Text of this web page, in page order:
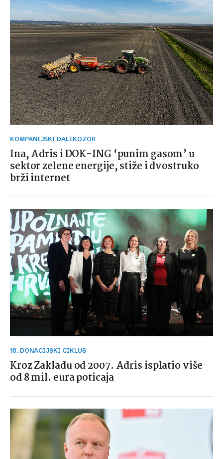
KOMPANIJSKI DALEKOZOR
Ina, Adris i DOK-ING ‘punim gasom’ u
sektor zelene energije, stiže i dvostruko
brži internet
18. DONACIJSKI CIKLUS
Kroz Zakladu od 2007. Adris isplatio više
od 8 mil. eura poticaja